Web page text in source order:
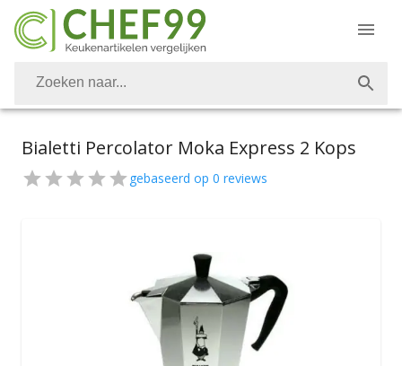
Bialetti Percolator Moka Express 2 Kops
gebaseerd op 0 reviews